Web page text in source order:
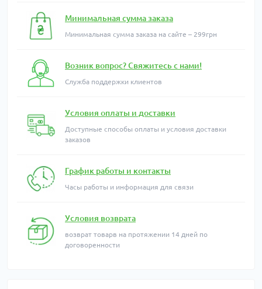
Минимальная сумма заказа
Минимальная сумма заказа на сайте – 299грн
Возник вопрос? Свяжитесь с нами!
Служба поддержки клиентов
Условия оплаты и доставки
Доступные способы оплаты и условия доставки
заказов
График работы и контакты
Часы работы и информация для связи
Условия возврата
возврат товарв на протяжении 14 дней по
договоренности